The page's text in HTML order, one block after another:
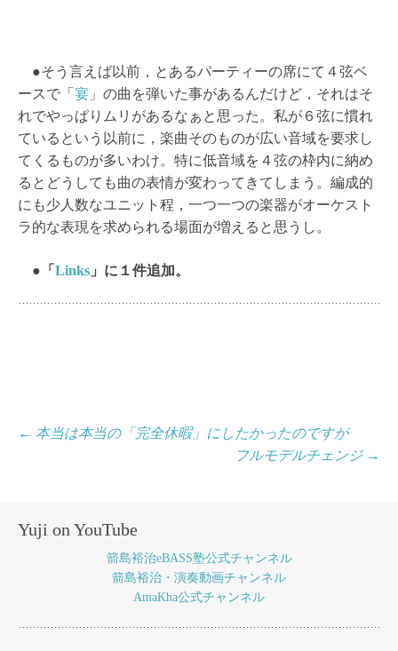
●そう言えば以前，とあるパーティーの席にて４弦ベ
ースで「 宴 」の曲を弾いた事があるんだけど，それはそ
れでやっぱりムリがあるなぁと思った。私が６弦に慣れ
ているという以前に，楽曲そのものが広い音域を要求し
てくるものが多いわけ。特に低音域を４弦の枠内に納め
るとどうしても曲の表情が変わってきてしまう。編成的
にも少人数なユニット程，一つ一つの楽器がオーケスト
ラ的な表現を求められる場面が増えると思うし。
●「 Links 」に１件追加。
投
ビ
← 本当は本当の「完全休暇」にしたかったのですが
フルモデルチェンジ →
Yuji on YouTube
箭島裕治eBASS塾公式チャンネル
箭島裕治・演奏動画チャンネル
AmaKha公式チャンネル